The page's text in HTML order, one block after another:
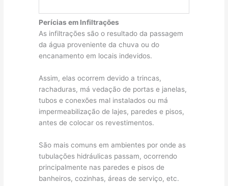
Perícias em Infiltrações
As infiltrações são o resultado da passagem
da água proveniente da chuva ou do
encanamento em locais indevidos.
Assim, elas ocorrem devido a trincas,
rachaduras, má vedação de portas e janelas,
tubos e conexões mal instalados ou má
impermeabilização de lajes, paredes e pisos,
antes de colocar os revestimentos.
São mais comuns em ambientes por onde as
tubulações hidráulicas passam, ocorrendo
principalmente nas paredes e pisos de
banheiros, cozinhas, áreas de serviço, etc.